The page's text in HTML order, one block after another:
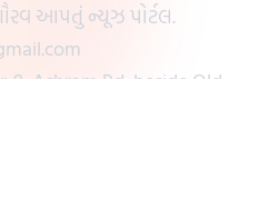
આપતું ન્યૂઝ પોર્ટલ.
9, Ashram Rd, beside Old